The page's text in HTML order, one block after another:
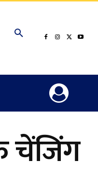
चेंजिंग